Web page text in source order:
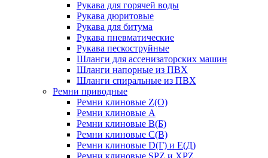
Рукава для горячей воды
Рукава дюритовые
Рукава для битума
Рукава пневматические
Рукава пескоструйные
Шланги для ассенизаторских машин
Шланги напорные из ПВХ
Шланги спиральные из ПВХ
Ремни приводные
Ремни клиновые Z(О)
Ремни клиновые А
Ремни клиновые В(Б)
Ремни клиновые С(В)
Ремни клиновые D(Г) и Е(Д)
Ремни клиновые SPZ и XPZ